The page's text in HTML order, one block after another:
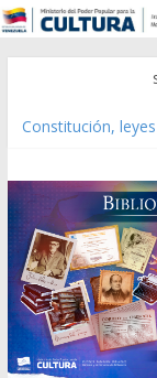
Catálogo
Constitución,
Una Parálisis
Modesta Bor
Gaceta Oficial de
Caracas 09 de